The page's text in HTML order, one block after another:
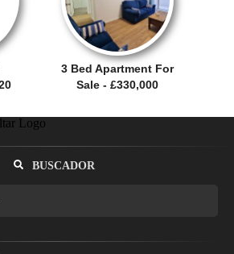
3 Bed Apartment For
Sale - £330,000
BUSCADOR